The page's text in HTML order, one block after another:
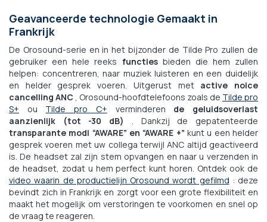
Geavanceerde technologie Gemaakt in
Frankrijk
De Orosound-serie en in het bijzonder de Tilde Pro zullen de
gebruiker een hele reeks functiesbieden die hem zullen
helpen: concentreren, naar muziek luisteren en een duidelijk
en helder gesprek voeren. Uitgerust met active noice
cancelling ANC , Orosound-hoofdtelefoons zoals de Tilde pro
S+ ou Tilde pro C+ verminderen de geluidsoverlast
aanzienlijk (tot -30 dB)
. Dankzij de gepatenteerde
transparante modi “AWARE” en “AWARE +” kunt u een helder
gesprek voeren met uw collega terwijl ANC altijd geactiveerd
is. De headset zal zijn stem opvangen en naar u verzenden in
de headset, zodat u hem perfect kunt horen. Ontdek ook de
video waarin de productielijn Orosound wordt gefilmd : deze
bevindt zich in Frankrijk en zorgt voor een grote flexibiliteit en
maakt het mogelijk om verstoringen te voorkomen en snel op
de vraag te reageren.